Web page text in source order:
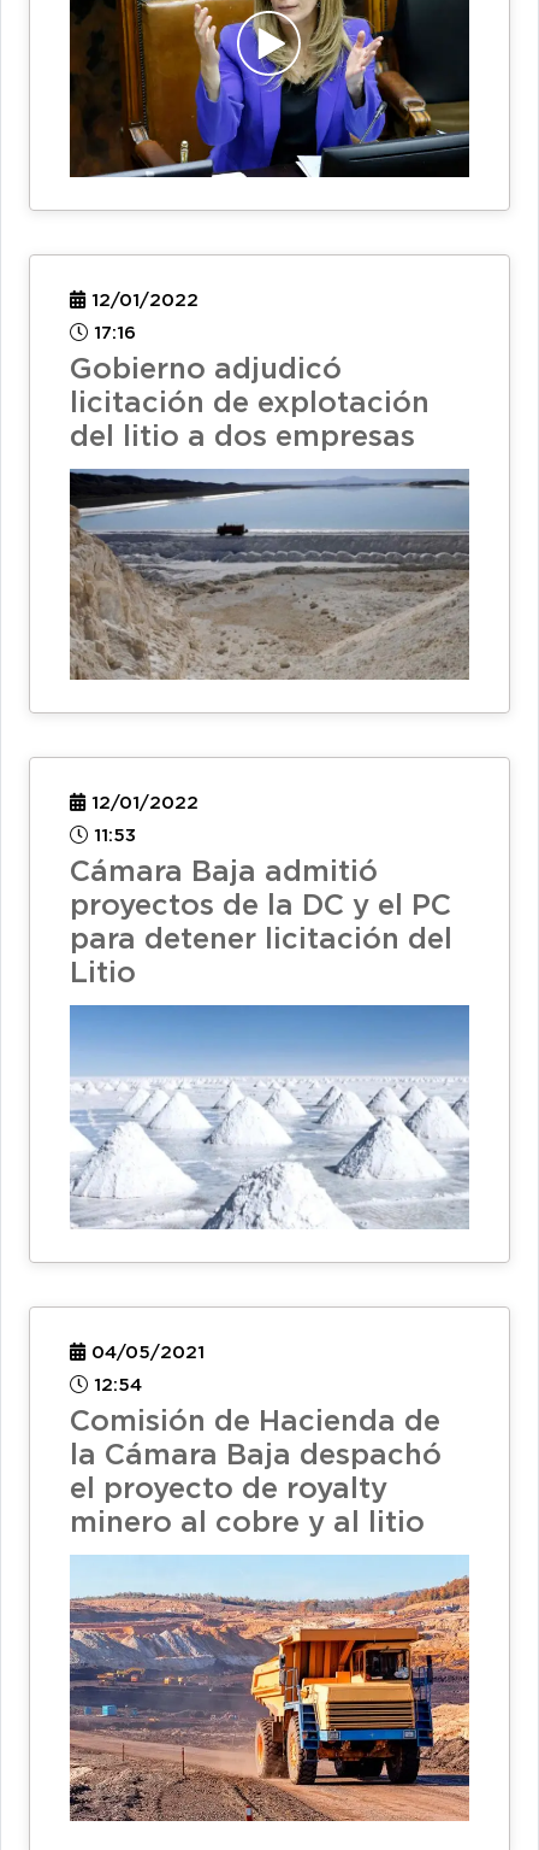
12/01/2022
17:16
Gobierno adjudicó
licitación de explotación
del litio a dos empresas
12/01/2022
11:53
Cámara Baja admitió
proyectos de la DC y el PC
para detener licitación del
Litio
04/05/2021
12:54
Comisión de Hacienda de
la Cámara Baja despachó
el proyecto de royalty
minero al cobre y al litio